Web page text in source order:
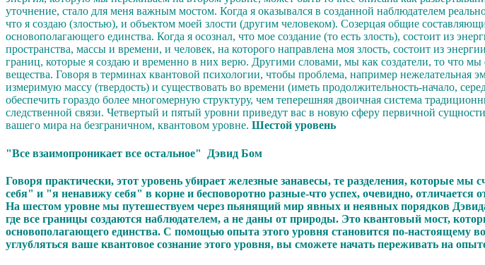
уточнение, стало для меня важным мостом. Когда я оказывался в созданной наблюдателем
что я создаю (злостью), и объектом моей злости (другим человеком). Созерцая общие
основополагающего единства. Когда я осознал, что мое создание (то есть злость), состоит из
пространства, массы и времени, и человек, на которого направлена моя злость, состоит из
границ, которые я создаю и временно в них верю. Другими словами, мы как создатели, то что мы
вещества. Говоря в терминах квантовой психологии, чтобы проблема, например нежелательная
измеримую массу (твердость) и существовать во времени (иметь продолжительность-начало,
обеспечить гораздо более многомерную структуру, чем теперешняя двоичная система
следственной связи. Четвертый и пятый уровни приведут вас в новую сферу первичной
вашего мира на безграничном, квантовом уровне. Шестой уровень
"Все взаимопроникает все остальное" Дэвид Бом
Говоря практически, этот уровень убирает железные занавесы, те разделения, которые
себя" и "я ненавижу себя" в корне и бесповоротно разные-что успех, очевидно,
На шестом уровне мы путешествуем через пьянящий мир явных и неявных порядков
где все границы создаются наблюдателем, а не даны от природы. Это квантовый мост,
основополагающего единства. С помощью опыта этого уровня становится по-настоящему
углубляться ваше квантовое сознание этого уровня, вы сможете начать переживать на